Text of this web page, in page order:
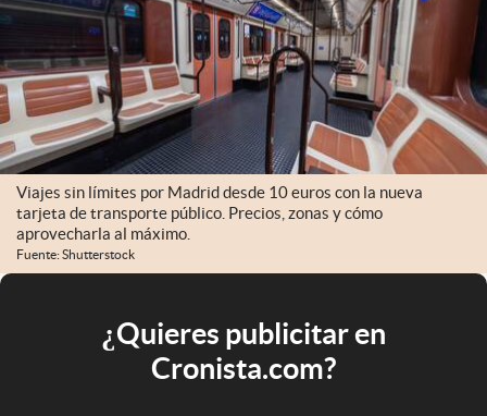
Viajes sin límites por Madrid desde 10 euros con la nueva
tarjeta de transporte público. Precios, zonas y cómo
aprovecharla al máximo.
Fuente: Shutterstock
¿Quieres publicitar en
Cronista.com?